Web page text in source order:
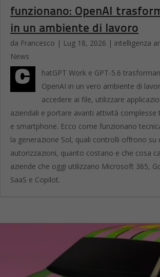
funzionano: OpenAI
in un ambiente di lavoro
da Francesco | Lug 18, 2026 | intelligenza
News
C
hatGPT Work e GPT-5.6
OpenAI in un vero ambiente di
accedere ai file, utilizzare
aziendali e portare avanti attività complesse
e smartphone. Ecco come funzionano
la generazione Sol, quali controlli offrono su
autorizzazioni, quanto costano e che cosa
aziende che oggi utilizzano Microsoft 365,
SaaS e Copilot.